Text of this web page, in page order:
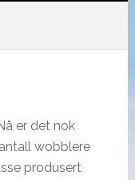
er det nok
wobblere
produsert